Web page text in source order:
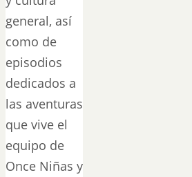
general, así
como de
episodios
dedicados a
las aventuras
que vive el
equipo de
Once Niñas y